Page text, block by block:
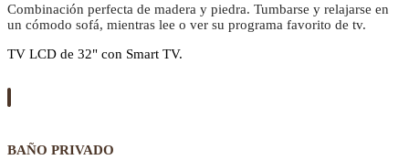
Combinación perfecta de madera y piedra. Tumbarse y relajarse en
un cómodo sofá, mientras lee o ver su programa favorito de tv.
TV LCD de 32" con Smart TV.
BAÑO PRIVADO